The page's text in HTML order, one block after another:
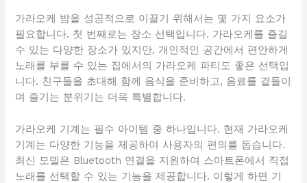
가라오케 밤을 성공적으로 이끌기 위해서는 몇 가지 요소가
필요합니다. 첫 번째로는 장소 선택입니다. 가라오케를 즐길
수 있는 다양한 장소가 있지만, 개인적인 공간에서 편안하게
노래를 부를 수 있는 집에서의 가라오케 파티도 좋은 선택입
니다. 친구들을 초대해 함께 음식을 준비하고, 음료를 곁들이
며 즐기는 분위기는 더욱 특별합니다.
가라오케 기계는 필수 아이템 중 하나입니다. 현재 가라오케
기계는 다양한 기능을 제공하여 사용자의 편의를 돕습니다.
최신 모델은 Bluetooth 연결을 지원하여 스마트폰에서 직접
노래를 선택할 수 있는 기능을 제공합니다. 이렇게 하면 기